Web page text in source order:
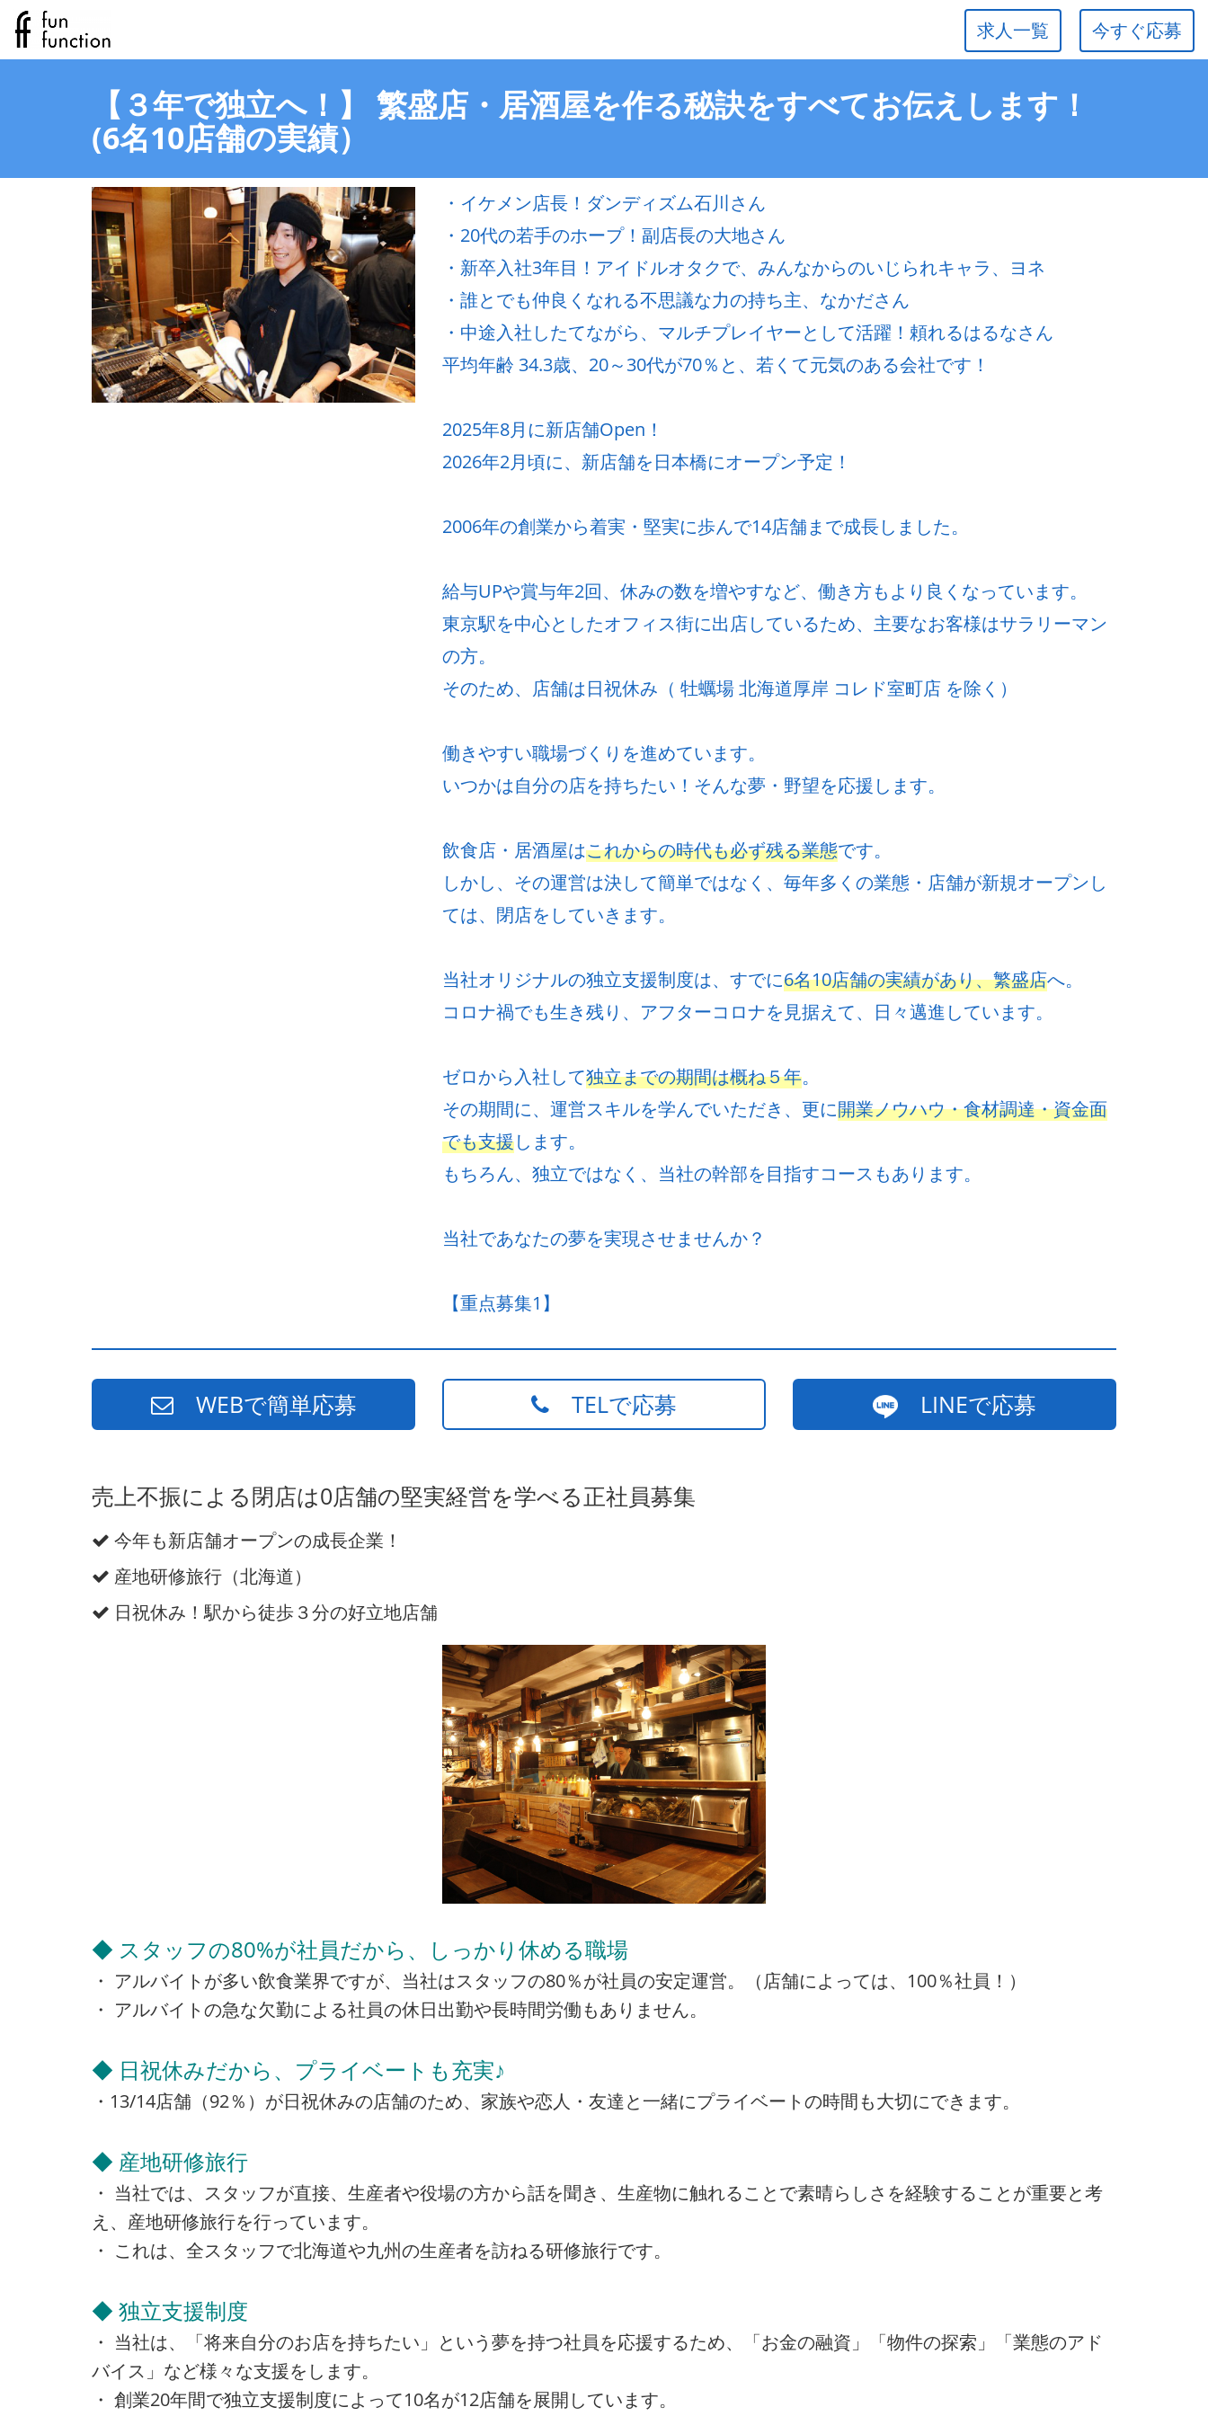
今すぐ応募
求人一覧
【３年で独立へ！】 繁盛店・居酒屋を作る秘訣をすべてお伝えします！
(6名10店舗の実績）
・イケメン店長！ダンディズム石川さん
・20代の若手のホープ！副店長の大地さん
・新卒入社3年目！アイドルオタクで、みんなからのいじられキャラ、ヨネ
・誰とでも仲良くなれる不思議な力の持ち主、なかださん
・中途入社したてながら、マルチプレイヤーとして活躍！頼れるはるなさん
平均年齢 34.3歳、20～30代が70％と、若くて元気のある会社です！
2025年8月に新店舗Open！
2026年2月頃に、新店舗を日本橋にオープン予定！
2006年の創業から着実・堅実に歩んで14店舗まで成長しました。
給与UPや賞与年2回、休みの数を増やすなど、働き方もより良くなっています。
東京駅を中心としたオフィス街に出店しているため、主要なお客様はサラリーマン
の方。
そのため、店舗は日祝休み（ 牡蠣場 北海道厚岸 コレド室町店 を除く）
働きやすい職場づくりを進めています。
いつかは自分の店を持ちたい！そんな夢・野望を応援します。
飲食店・居酒屋はこれからの時代も必ず残る業態です。
しかし、その運営は決して簡単ではなく、毎年多くの業態・店舗が新規オープンし
ては、閉店をしていきます。
当社オリジナルの独立支援制度は、すでに6名10店舗の実績があり、繁盛店へ。
コロナ禍でも生き残り、アフターコロナを見据えて、日々邁進しています。
ゼロから入社して独立までの期間は概ね５年。
その期間に、運営スキルを学んでいただき、更に開業ノウハウ・食材調達・資金面
でも支援します。
もちろん、独立ではなく、当社の幹部を目指すコースもあります。
当社であなたの夢を実現させませんか？
【重点募集1】
WEBで簡単応募 TELで応募 LINEで応募
売上不振による閉店は0店舗の堅実経営を学べる正社員募集
今年も新店舗オープンの成長企業！
産地研修旅行（北海道）
日祝休み！駅から徒歩３分の好立地店舗
◆ スタッフの80%が社員だから、しっかり休める職場
・ アルバイトが多い飲食業界ですが、当社はスタッフの80％が社員の安定運営。（店舗によっては、100％社員！）
・ アルバイトの急な欠勤による社員の休日出勤や長時間労働もありません。
◆ 日祝休みだから、プライベートも充実♪
・13/14店舗（92％）が日祝休みの店舗のため、家族や恋人・友達と一緒にプライベートの時間も大切にできます。
◆ 産地研修旅行
・ 当社では、スタッフが直接、生産者や役場の方から話を聞き、生産物に触れることで素晴らしさを経験することが重要と考
え、産地研修旅行を行っています。
・ これは、全スタッフで北海道や九州の生産者を訪ねる研修旅行です。
◆ 独立支援制度
・ 当社は、「将来自分のお店を持ちたい」という夢を持つ社員を応援するため、「お金の融資」「物件の探索」「業態のアド
バイス」など様々な支援をします。
・ 創業20年間で独立支援制度によって10名が12店舗を展開しています。